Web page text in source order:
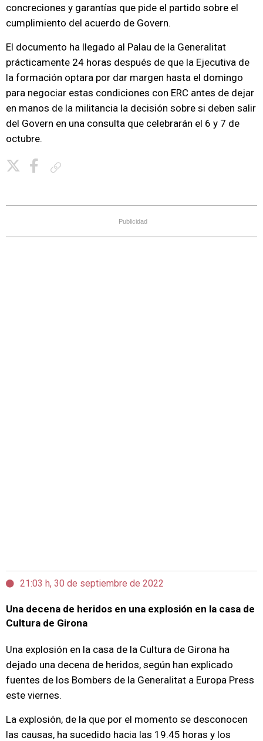
concreciones y garantías que pide el partido sobre el
cumplimiento del acuerdo de Govern.
El documento ha llegado al Palau de la Generalitat
prácticamente 24 horas después de que la Ejecutiva de
la formación optara por dar margen hasta el domingo
para negociar estas condiciones con ERC antes de dejar
en manos de la militancia la decisión sobre si deben salir
del Govern en una consulta que celebrarán el 6 y 7 de
octubre.
Publicidad
21:03 h, 30 de septiembre de 2022
Una decena de heridos en una explosión en la casa de
Cultura de Girona
Una explosión en la casa de la Cultura de Girona ha
dejado una decena de heridos, según han explicado
fuentes de los Bombers de la Generalitat a Europa Press
este viernes.
La explosión, de la que por el momento se desconocen
las causas, ha sucedido hacia las 19.45 horas y los